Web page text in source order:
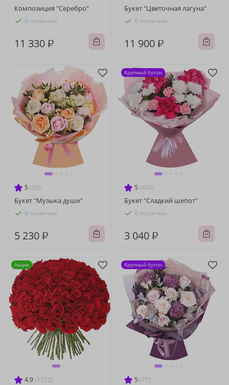
Композиция "Серебро"
В наличии
11 330 ₽
Букет "Цветочная лагуна"
В наличии
11 900 ₽
5 (39)
Букет "Музыка души"
В наличии
5 230 ₽
5 (462)
Букет "Сладкий шепот"
В наличии
3 040 ₽
Крупный бутон
4.9 (1512)
Акция
5 (71)
Крупный бутон